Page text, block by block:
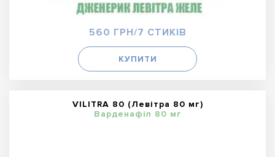
560 ГРН/7 СТИКІВ
КУПИТИ
VILITRA 80 (Левітра 80 мг)
Варденафіл 80 мг